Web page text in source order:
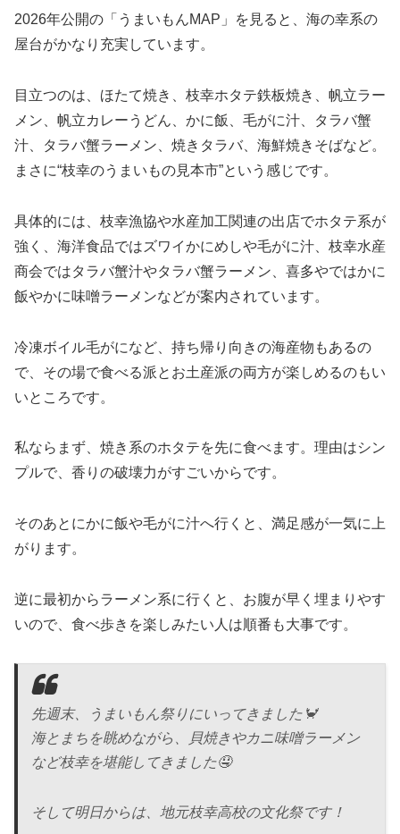
2026年公開の「うまいもんMAP」を見ると、海の幸系の
屋台がかなり充実しています。
目立つのは、ほたて焼き、枝幸ホタテ鉄板焼き、帆立ラー
メン、帆立カレーうどん、かに飯、毛がに汁、タラバ蟹
汁、タラバ蟹ラーメン、焼きタラバ、海鮮焼きそばなど。
まさに“枝幸のうまいもの見本市”という感じです。
具体的には、枝幸漁協や水産加工関連の出店でホタテ系が
強く、海洋食品ではズワイかにめしや毛がに汁、枝幸水産
商会ではタラバ蟹汁やタラバ蟹ラーメン、喜多やではかに
飯やかに味噌ラーメンなどが案内されています。
冷凍ボイル毛がになど、持ち帰り向きの海産物もあるの
で、その場で食べる派とお土産派の両方が楽しめるのもい
いところです。
私ならまず、焼き系のホタテを先に食べます。理由はシン
プルで、香りの破壊力がすごいからです。
そのあとにかに飯や毛がに汁へ行くと、満足感が一気に上
がります。
逆に最初からラーメン系に行くと、お腹が早く埋まりやす
いので、食べ歩きを楽しみたい人は順番も大事です。
先週末、うまいもん祭りにいってきました🦀
海とまちを眺めながら、貝焼きやカニ味噌ラーメン
など枝幸を堪能してきました🤤
そして明日からは、地元枝幸高校の文化祭です！